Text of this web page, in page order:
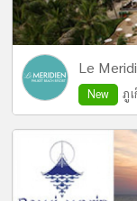
Le
New ภู